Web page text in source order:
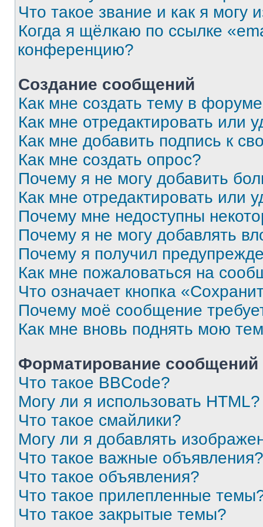
Что такое звание и как я могу
Когда я щёлкаю по ссылке
конференцию?
Создание сообщений
Как мне создать тему в
Как мне отредактировать или
Как мне добавить подпись к
Как мне создать опрос?
Почему я не могу добавить
Как мне отредактировать или
Почему мне недоступны
Почему я не могу добавлять
Почему я получил
Как мне пожаловаться на
Что означает кнопка
Почему моё сообщение
Как мне вновь поднять мою
Форматирование
Что такое BBCode?
Могу ли я использовать HTML?
Что такое смайлики?
Могу ли я добавлять
Что такое важные объявления?
Что такое объявления?
Что такое прилепленные
Что такое закрытые темы?